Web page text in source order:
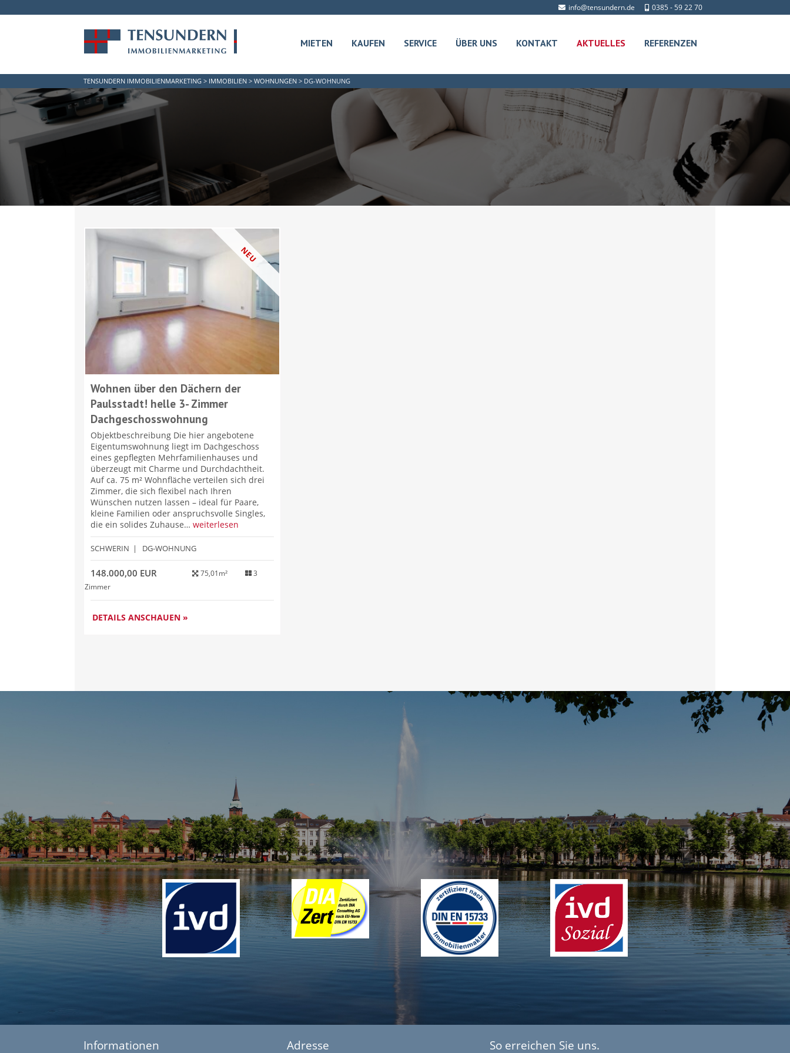
info@tensundern.de 0385 - 59 22 70
MIETEN KAUFEN SERVICE ÜBER UNS KONTAKT AKTUELLES REFERENZEN
TENSUNDERN IMMOBILIENMARKETING > IMMOBILIEN > WOHNUNGEN > DG-WOHNUNG
NEU
Wohnen über den Dächern der
Paulsstadt! helle 3- Zimmer
Dachgeschosswohnung
Objektbeschreibung Die hier angebotene
Eigentumswohnung liegt im Dachgeschoss
eines gepflegten Mehrfamilienhauses und
überzeugt mit Charme und Durchdachtheit.
Auf ca. 75 m² Wohnfläche verteilen sich drei
Zimmer, die sich flexibel nach Ihren
Wünschen nutzen lassen – ideal für Paare,
kleine Familien oder anspruchsvolle Singles,
die ein solides Zuhause… weiterlesen
SCHWERIN | DG-WOHNUNG
148.000,00 EUR 75,01m²
3
Zimmer
DETAILS ANSCHAUEN »
Informationen Adresse So erreichen Sie uns.